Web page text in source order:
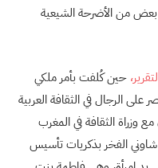
بعض من الأضرحة الشيعية
حين كُلفت بأمر ملكي
على الرجال في الثقافة العربية
وزراة الثقافة في المغرب
شاوني الفخر بذكريات تأسيس